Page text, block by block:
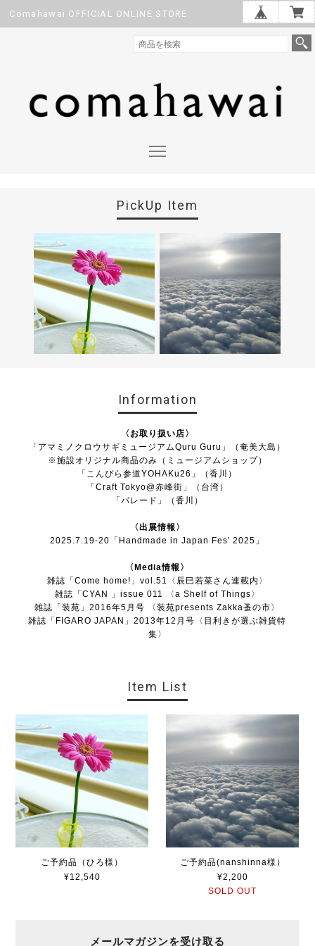
Comahawai OFFICIAL ONLINE STORE
PickUp Item
Information
〈お取り扱い店〉
「 アマミノクロウサギミュージアムQuru Guru 」（奄美大島）
※施設オリジナル商品のみ（ミュージアムショップ）
「 こんぴら参道YOHAKu26 」（香川）
「Craft Tokyo@赤峰街 」（台湾）
「パレード 」（香川）
〈出展情報〉
2025.7.19-20「Handmade in Japan Fes' 2025」
〈Media情報〉
雑誌「Come home!」vol.51〈辰巳若菜さん連載内〉
雑誌「CYAN 」issue 011 〈a Shelf of Things〉
雑誌「装苑」2016年5月号 〈装苑presents Zakka蚤の市〉
雑誌「FIGARO JAPAN」2013年12月号〈目利きが選ぶ雑貨特
集〉
Item List
ご予約品（ひろ様）
¥12,540
ご予約品(nanshinna様）
¥2,200
SOLD OUT
メールマガジンを受け取る